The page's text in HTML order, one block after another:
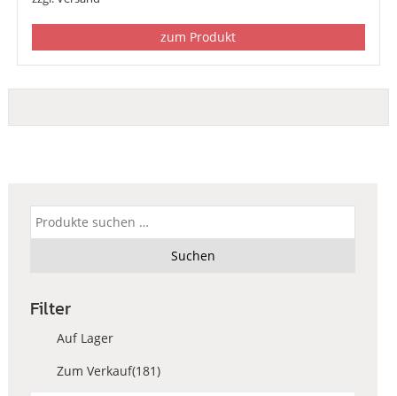
zum Produkt
Suchen
nach:
Suchen
Filter
Auf Lager
Zum Verkauf(181)